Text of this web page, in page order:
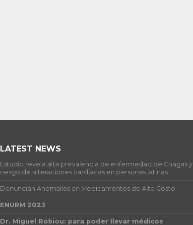
LATEST NEWS
Estudio revela alta prevalencia de enfermedad de Chagas y
riesgo de alteraciones cardíacas en personas latinas
Denuncian Anomalías en Medicamentos de Alto Costo
ENURM 2023
Dr. Miguel Robiou: para poder llevar médicos